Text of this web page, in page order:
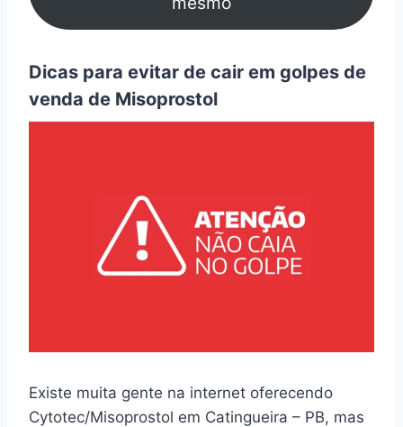
Dicas para evitar de cair em golpes de
venda de Misoprostol
Existe muita gente na internet oferecendo
Cytotec/Misoprostol em Catingueira – PB, mas